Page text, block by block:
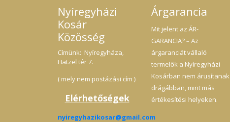
Nyíregyházi
Kosár
Közösség
Címünk: Nyíregyháza,
Hatzel tér 7.
( mely nem postázási cím )
Elérhetőségek
nyiregyhazikosar@gmail.com
Árgarancia
Mit jelent az ÁR-
GARANCIA? – Az
árgaranciát vállaló
termelők a Nyíregyházi
Kosárban nem árusítanak
drágábban, mint más
értékesítési helyeken.